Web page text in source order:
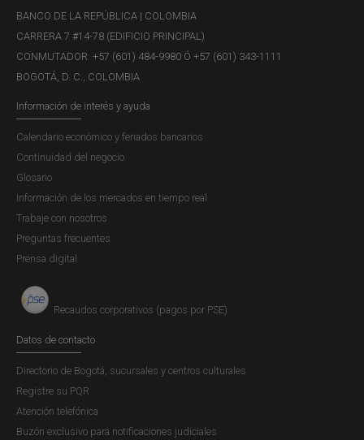
número de identificación de la persona que
realiza el pago
valor a pagar
nombre del titular
correo electrónico
sucursal
Pagos de otros conceptos:
pagos y recaudos
número de identificación de la persona que
realiza el pago
valor a pagar
correo electrónico
sucursal
Diligencie los datos y pulse el botón
Con esta acción, usted podrá visualizar el detalle del
pago que va a realizar. Revise con atención que todos
los datos sean correctos.
Si desea continuar con el procedimiento, acepte los
BANCO DE LA REPÚBLICA | COLOMBIA
CARRERA 7 #14-78 (EDIFICIO PRINCIPAL)
CONMUTADOR: +57 (601) 484-9980 Ó +57 (601) 343-1111
BOGOTÁ, D. C., COLOMBIA
Información de interés y ayuda
Calendario económico y feriados bancarios
Continuidad del negocio
Glosario
Información de los mercados en tiempo real
Trabaje con nosotros
Preguntas frecuentes
Prensa digital
Recaudos corporativos (pagos por PSE)
Datos de contacto
Directorio de Bogotá, sucursales y centros culturales
Registre su PQR
Atención telefónica
Buzón exclusivo para notificaciones judiciales